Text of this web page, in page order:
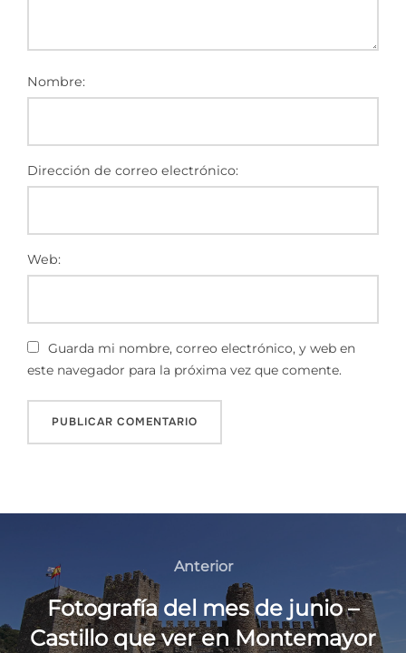
Nombre:
Dirección de correo electrónico:
Web:
Guarda mi nombre, correo electrónico, y web en
este navegador para la próxima vez que comente.
Anterior
Fotografía del mes de junio –
Castillo que ver en Montemayor